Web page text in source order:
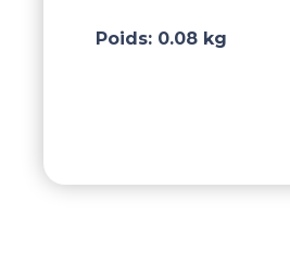
Poids: 0.08 kg